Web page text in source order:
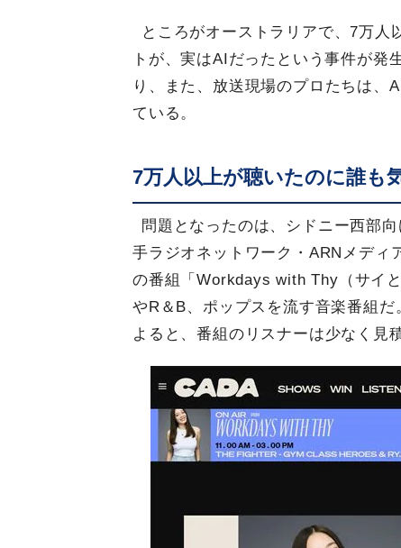
ところがオーストラリアで、7万人
トが、実はAIだったという事件が発
り、また、放送現場のプロたちは、
ている。
7万人以上が聴いたのに誰も
問題となったのは、シドニー西部
手ラジオネットワーク・ARNメディ
の番組「Workdays with Thy（サイ
やR＆B、ポップスを流す音楽番組だ
よると、番組のリスナーは少なく見